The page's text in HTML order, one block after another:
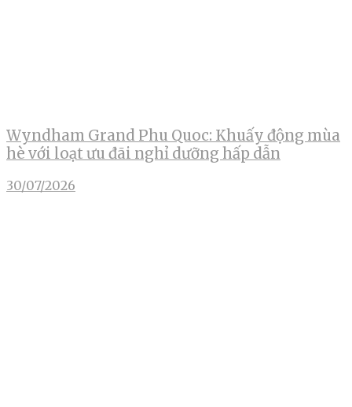
Wyndham Grand Phu Quoc: Khuấy động mùa
hè với loạt ưu đãi nghỉ dưỡng hấp dẫn
30/07/2026